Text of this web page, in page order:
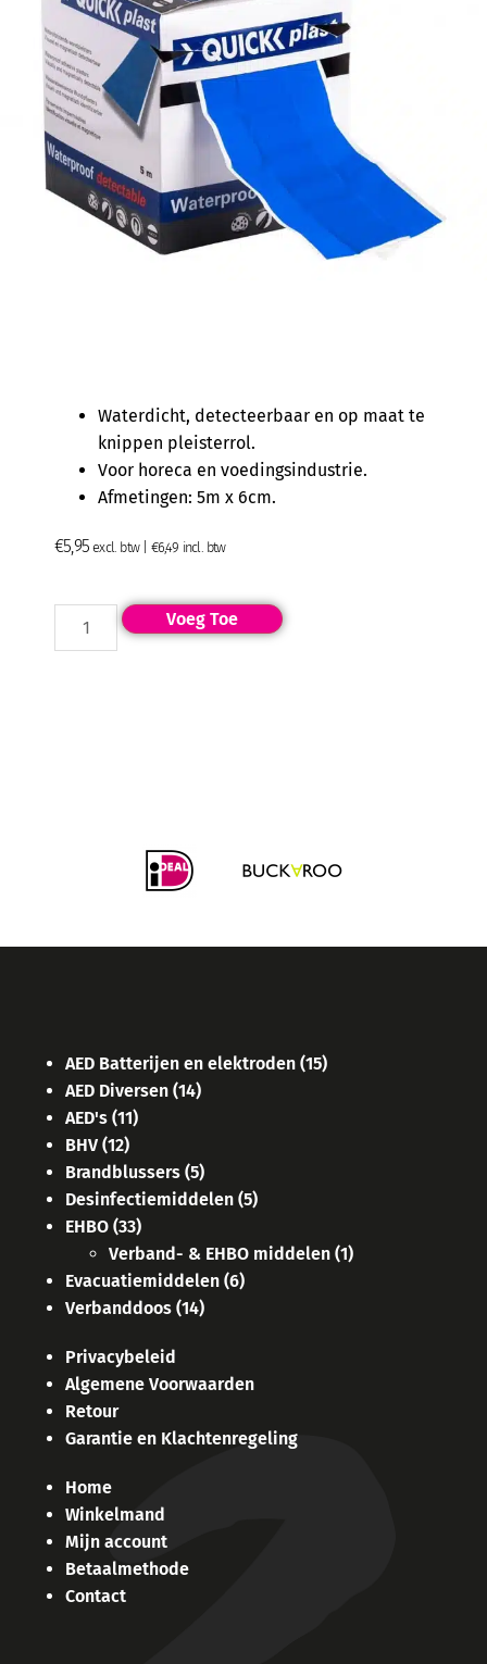
Waterdicht, detecteerbaar en op maat te
knippen pleisterrol.
Voor horeca en voedingsindustrie.
Afmetingen: 5m x 6cm.
€5,95 excl. btw | €6,49 incl. btw
Voeg Toe
AED Batterijen en elektroden (15)
AED Diversen (14)
AED's (11)
BHV (12)
Brandblussers (5)
Desinfectiemiddelen (5)
EHBO (33)
Verband- & EHBO middelen (1)
Evacuatiemiddelen (6)
Verbanddoos (14)
Privacybeleid
Algemene Voorwaarden
Retour
Garantie en Klachtenregeling
Home
Winkelmand
Mijn account
Betaalmethode
Contact